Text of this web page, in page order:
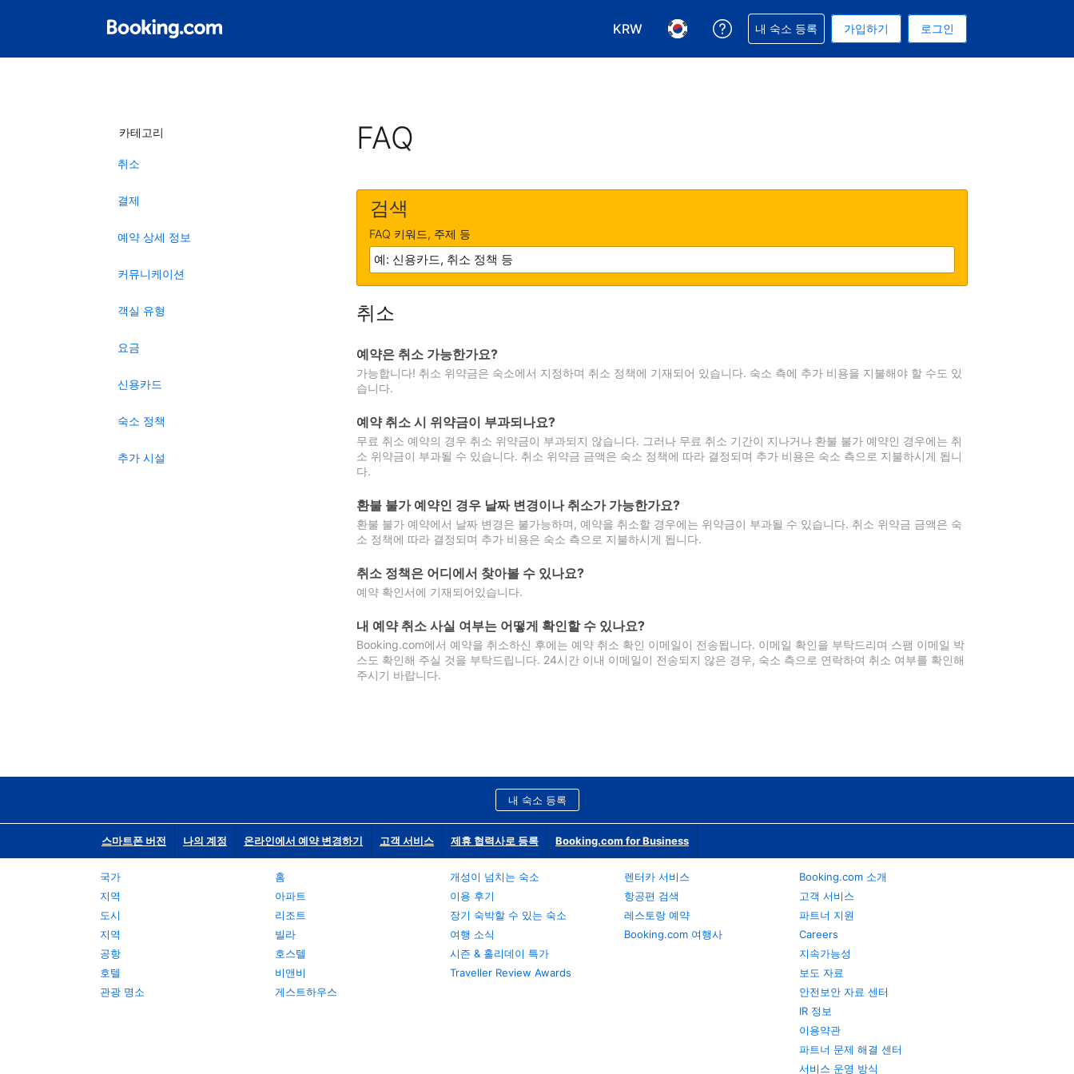
KRW
통화 선택. 현재 선택된 통화는 대한민국 원입니다
언어 선택. 현재 선택된 언어는 한국어입니다
예약과 관련해 도움을 받으실 수 있습니다
내 숙소 등록 가입하기 로그인
카테고리
취소
결제
예약 상세 정보
커뮤니케이션
객실 유형
요금
신용카드
숙소 정책
추가 시설
FAQ
검색
FAQ 키워드, 주제 등
취소
예약은 취소 가능한가요?
가능합니다! 취소 위약금은 숙소에서 지정하며 취소 정책에 기재되어 있습니다. 숙소 측에 추가 비용을 지불해야 할 수도 있
습니다.
예약 취소 시 위약금이 부과되나요?
무료 취소 예약의 경우 취소 위약금이 부과되지 않습니다. 그러나 무료 취소 기간이 지나거나 환불 불가 예약인 경우에는 취
소 위약금이 부과될 수 있습니다. 취소 위약금 금액은 숙소 정책에 따라 결정되며 추가 비용은 숙소 측으로 지불하시게 됩니
다.
환불 불가 예약인 경우 날짜 변경이나 취소가 가능한가요?
환불 불가 예약에서 날짜 변경은 불가능하며, 예약을 취소할 경우에는 위약금이 부과될 수 있습니다. 취소 위약금 금액은 숙
소 정책에 따라 결정되며 추가 비용은 숙소 측으로 지불하시게 됩니다.
취소 정책은 어디에서 찾아볼 수 있나요?
예약 확인서에 기재되어있습니다.
내 예약 취소 사실 여부는 어떻게 확인할 수 있나요?
Booking.com에서 예약을 취소하신 후에는 예약 취소 확인 이메일이 전송됩니다. 이메일 확인을 부탁드리며 스팸 이메일 박
스도 확인해 주실 것을 부탁드립니다. 24시간 이내 이메일이 전송되지 않은 경우, 숙소 측으로 연락하여 취소 여부를 확인해
주시기 바랍니다.
내 숙소 등록
스마트폰 버전 나의 계정 온라인에서 예약 변경하기 고객 서비스 제휴 협력사로 등록 Booking.com for Business
국가
지역
도시
지역
공항
호텔
관광 명소
홈
아파트
리조트
빌라
호스텔
비앤비
게스트하우스
개성이 넘치는 숙소
이용 후기
장기 숙박할 수 있는 숙소
여행 소식
시즌 & 홀리데이 특가
Traveller Review Awards
렌터카 서비스
항공편 검색
레스토랑 예약
Booking.com 여행사
Booking.com 소개
고객 서비스
파트너 지원
Careers
지속가능성
보도 자료
안전보안 자료 센터
IR 정보
이용약관
파트너 문제 해결 센터
서비스 운영 방식